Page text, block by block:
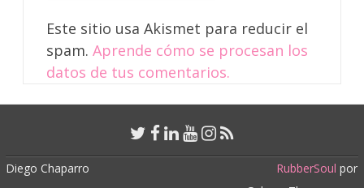
Este sitio usa Akismet para reducir el
spam. Aprende cómo se procesan los
datos de tus comentarios.
Diego Chaparro RubberSoul por